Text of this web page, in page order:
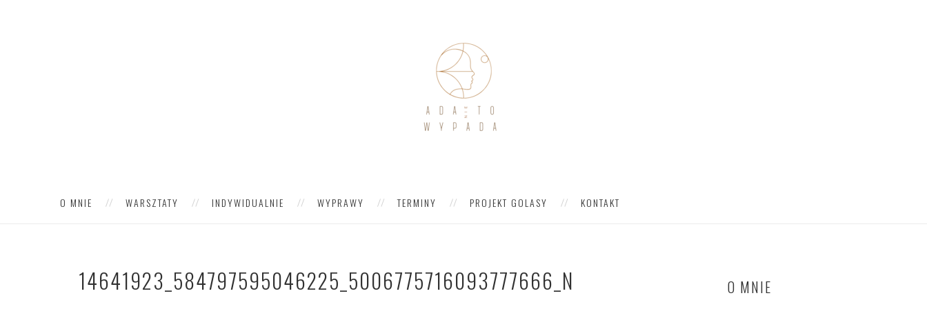
O MNIE WARSZTATY INDYWIDUALNIE WYPRAWY TERMINY PROJEKT GOLASY KONTAKT
14641923_584797595046225_5006775716093777666_N O MNIE